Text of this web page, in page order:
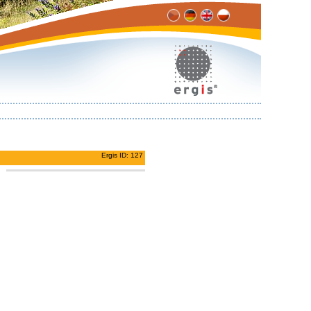
Ergis ID: 127